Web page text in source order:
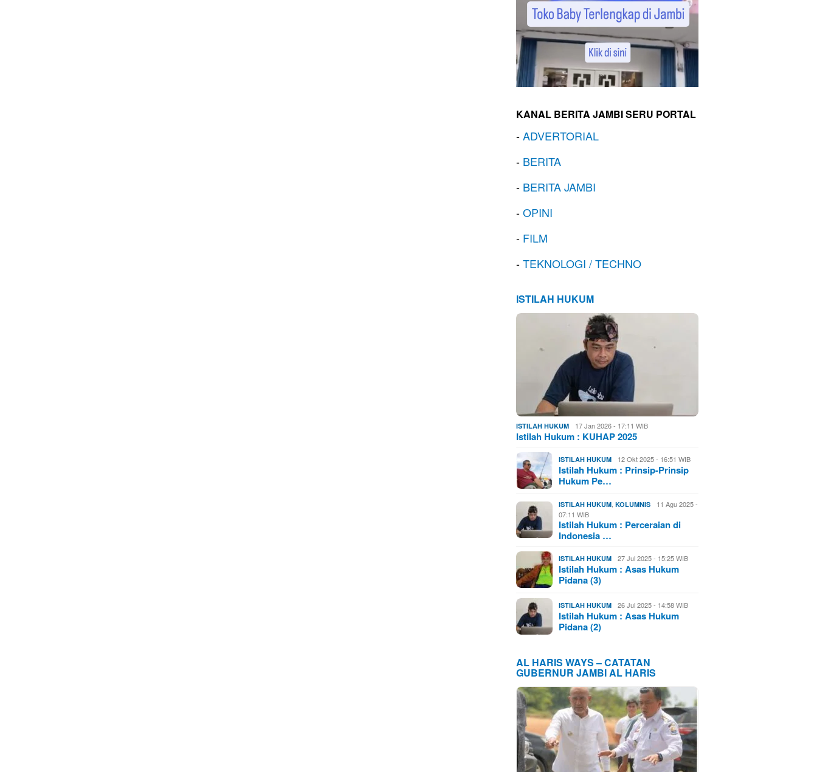
KANAL BERITA JAMBI SERU PORTAL
-ADVERTORIAL
- BERITA
- BERITA JAMBI
-OPINI
- FILM
-TEKNOLOGI / TECHNO
ISTILAH HUKUM
ISTILAH HUKUM 17 Jan 2026 - 17:11 WIB
Istilah Hukum : KUHAP 2025
ISTILAH HUKUM 12 Okt 2025 - 16:51 WIB
Istilah Hukum : Prinsip-Prinsip
Hukum Pe…
ISTILAH HUKUM ,KOLUMNIS
11 Agu 2025 -
07:11 WIB
Istilah Hukum : Perceraian di
Indonesia …
ISTILAH HUKUM 27 Jul 2025 - 15:25 WIB
Istilah Hukum : Asas Hukum
Pidana (3)
ISTILAH HUKUM 26 Jul 2025 - 14:58 WIB
Istilah Hukum : Asas Hukum
Pidana (2)
AL HARIS WAYS – CATATAN
GUBERNUR JAMBI AL HARIS